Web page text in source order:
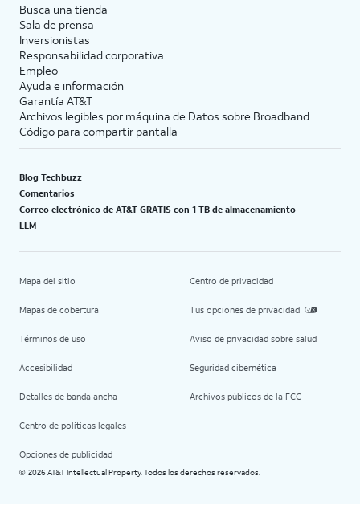
Busca una tienda
Sala de prensa
Inversionistas
Responsabilidad corporativa
Empleo
Ayuda e información
Garantía AT&T
Archivos legibles por máquina de Datos sobre Broadband
Código para compartir pantalla
Blog Techbuzz
Comentarios
Correo electrónico de AT&T GRATIS con 1 TB de almacenamiento
LLM
Mapa del sitio
Mapas de cobertura
Términos de uso
Accesibilidad
Detalles de banda ancha
Centro de políticas legales
Opciones de publicidad
Centro de privacidad
Tus opciones de privacidad
Aviso de privacidad sobre salud
Seguridad cibernética
Archivos públicos de la FCC
© 2026 AT&T Intellectual Property. Todos los derechos reservados.